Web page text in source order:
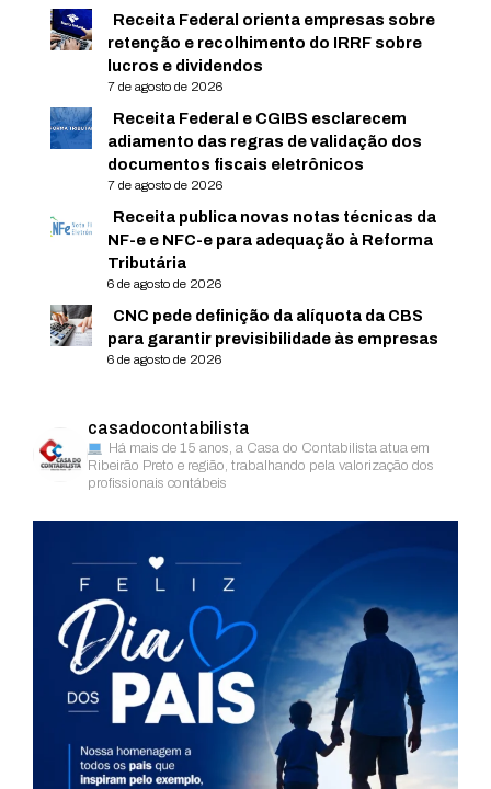
Receita Federal orienta empresas sobre
retenção e recolhimento do IRRF sobre
lucros e dividendos
7 de agosto de 2026
Receita Federal e CGIBS esclarecem
adiamento das regras de validação dos
documentos fiscais eletrônicos
7 de agosto de 2026
Receita publica novas notas técnicas da
NF-e e NFC-e para adequação à Reforma
Tributária
6 de agosto de 2026
CNC pede definição da alíquota da CBS
para garantir previsibilidade às empresas
6 de agosto de 2026
casadocontabilista
Há mais de 15 anos, a Casa do Contabilista atua em
Ribeirão Preto e região, trabalhando pela valorização dos
profissionais contábeis